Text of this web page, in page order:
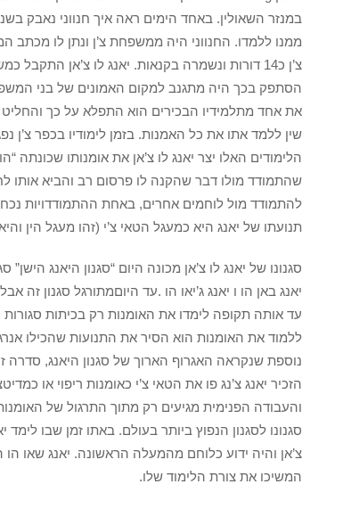
במנזר השאולין. באחד הימים ראה איך חנווני נאבק
ממנו ללמדו. החנווני היה ממשפחת צ’ן ונתן לו
צ’ן כ14 דורות ונשמרה בקנאות. יאנג לו צ’אן
הסתפק בכך היה מתגנב למקום האמונים של בני
את אחד מתלמידיו הבכירים הוא התפלא על כך והחליט
שין ללמד אתו את כל האמנות. בזמן לימודיו בכפר
הלימודים האלו יצר יאנג לו צ’אן את אומנותו שכונתה
שהתמודד מולו דבר שהקנה לו פרסום רב והביא
להתמודד מול לוחמים אחרים, באחת ההתמודדויות
תנועתו של יאנג היא כמעגל הטאי צ’י (זהו מעגל הין
סגנונו של יאנג לו צ’אן מכונה היום “סגנון היאנג
עד אותה תקופה לימדו את האומנות רק בכיתות
ללמוד את האומנות הוא הסיר את התנועות שהכילו
נוספת שנקראה האגרוף הארוך של סגנון היאנג, סדרה
הזכיר יאנג צ’נג פו את הטאי צ’י כאומנות ריפוי או
והעבודה הפנימית מגיעים רק מתוך התרגול של
סגנונו לסגנון הנפוץ ביותר בעולם. באתו זמן שבו
צ’אן והיה ידוע כלוחם מהמעלה הראשונה. יאנג שאו
המשיכו את צורת הלימוד שלו.